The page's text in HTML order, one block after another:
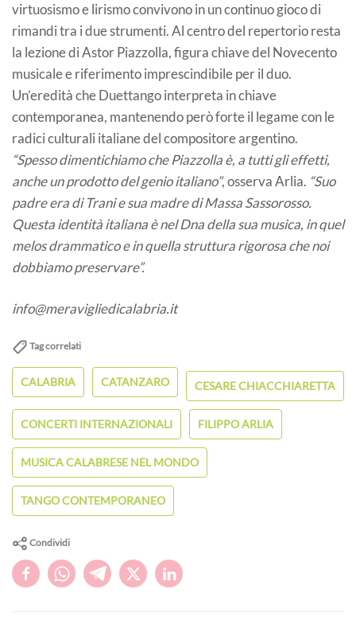
virtuosismo e lirismo convivono in un continuo gioco di
rimandi tra i due strumenti. Al centro del repertorio resta
la lezione di Astor Piazzolla, figura chiave del Novecento
musicale e riferimento imprescindibile per il duo.
Un’eredità che Duettango interpreta in chiave
contemporanea, mantenendo però forte il legame con le
radici culturali italiane del compositore argentino.
“Spesso dimentichiamo che Piazzolla è, a tutti gli effetti,
anche un prodotto del genio italiano”, osserva Arlia. “Suo
padre era di Trani e sua madre di Massa Sassorosso.
Questa identità italiana è nel Dna della sua musica, in quel
melos drammatico e in quella struttura rigorosa che noi
dobbiamo preservare”.
info@meravigliedicalabria.it
Tag correlati
CALABRIA CATANZARO CESARE CHIACCHIARETTA
CONCERTI INTERNAZIONALI FILIPPO ARLIA
MUSICA CALABRESE NEL MONDO
TANGO CONTEMPORANEO
Condividi